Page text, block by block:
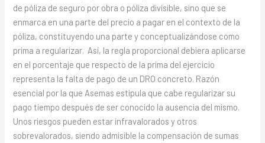
de póliza de seguro por obra o póliza divisible, sino que se
enmarca en una parte del precio a pagar en el contexto de la
póliza, constituyendo una parte y conceptualizándose como
prima a regularizar. Así, la regla proporcional debiera aplicarse
en el porcentaje que respecto de la prima del ejercicio
representa la falta de pago de un DRO concreto. Razón
esencial por la que Asemas estipula que cabe regularizar su
pago tiempo después de ser conocido la ausencia del mismo.
Unos riesgos pueden estar infravalorados y otros
sobrevalorados, siendo admisible la compensación de sumas